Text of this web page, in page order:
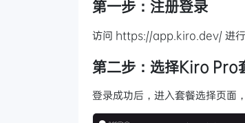
第一步：注册登录
访问 https://app.kiro.dev/ 进行
第二步：选择Kiro Pro
登录成功后，进入套餐选择页面